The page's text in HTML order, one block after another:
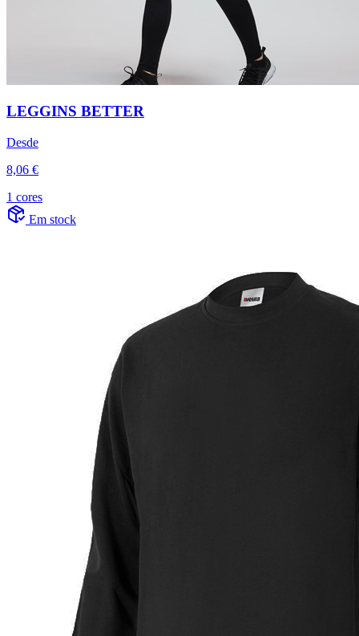
LEGGINS BETTER
Desde
8,06 €
1 cores
Em stock